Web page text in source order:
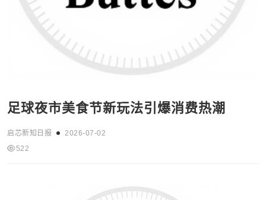
足球夜市美食节新玩法引爆消费热潮
启芯新知日报
2026-07-02
522